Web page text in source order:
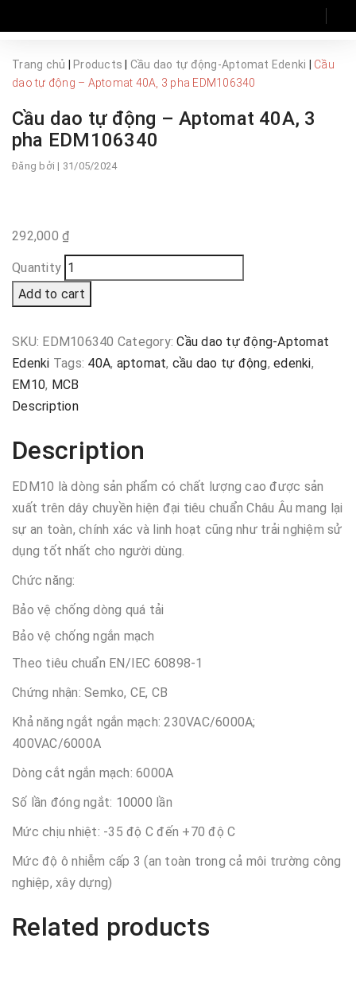
Trang chủ Products Cầu dao tự động-Aptomat Edenki
Cầu
dao tự động – Aptomat 40A, 3 pha EDM106340
Cầu dao tự động – Aptomat 40A, 3
pha EDM106340
Đăng bởi | 31/05/2024
292,000 ₫
Quantity
Add to cart
SKU: EDM106340 Category:Cầu dao tự động-Aptomat
Edenki Tags: 40A, aptomat, cầu dao tự động, edenki,
EM10, MCB
Description
Description
EDM10 là dòng sản phẩm có chất lượng cao được sản
xuất trên dây chuyền hiện đại tiêu chuẩn Châu Âu mang lại
sự an toàn, chính xác và linh hoạt cũng như trải nghiệm sử
dụng tốt nhất cho người dùng.
Chức năng:
Bảo vệ chống dòng quá tải
Bảo vệ chống ngắn mạch
Theo tiêu chuẩn EN/IEC 60898-1
Chứng nhận: Semko, CE, CB
Khả năng ngắt ngắn mạch: 230VAC/6000A;
400VAC/6000A
Dòng cắt ngắn mạch: 6000A
Số lần đóng ngắt: 10000 lần
Mức chịu nhiệt: -35 độ C đến +70 độ C
Mức độ ô nhiễm cấp 3 (an toàn trong cả môi trường công
nghiệp, xây dựng)
Related products